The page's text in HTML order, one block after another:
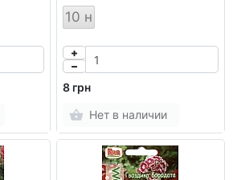
10 н
8 грн
Нет в наличии